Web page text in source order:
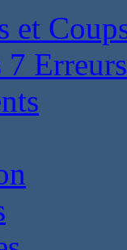
et
7 Erreurs